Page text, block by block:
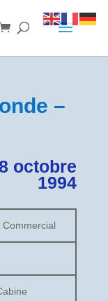
–
octobre
1994
Commercial